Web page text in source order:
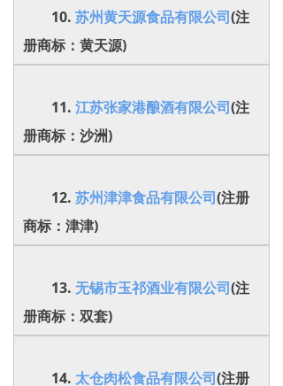
10. 苏州黄天源食品有限公司(注
册商标：黄天源)
11. 江苏张家港酿酒有限公司(注
册商标：沙洲)
12. 苏州津津食品有限公司(注册
商标：津津)
13. 无锡市玉祁酒业有限公司(注
册商标：双套)
14. 太仓肉松食品有限公司(注册